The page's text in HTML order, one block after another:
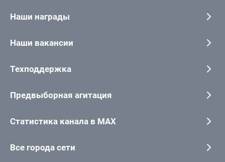
Наши награды
Наши вакансии
Техподдержка
Предвыборная агитация
Статистика канала в MAX
Все города сети